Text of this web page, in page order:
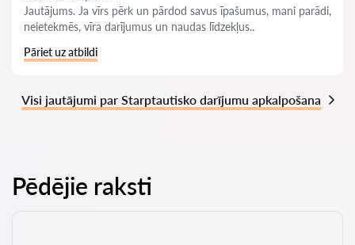
Jautājums. Ja vīrs pērk un pārdod savus īpašumus, mani parādi,
neietekmēs, vīra darījumus un naudas līdzekļus..
Pāriet uz atbildi
Visi jautājumi par Starptautisko darījumu apkalpošana
Pēdējie raksti